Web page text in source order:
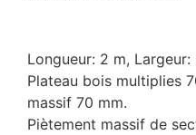
Longueur: 2 m,
Plateau bois multiplies
massif 70 mm.
Piètement massif de